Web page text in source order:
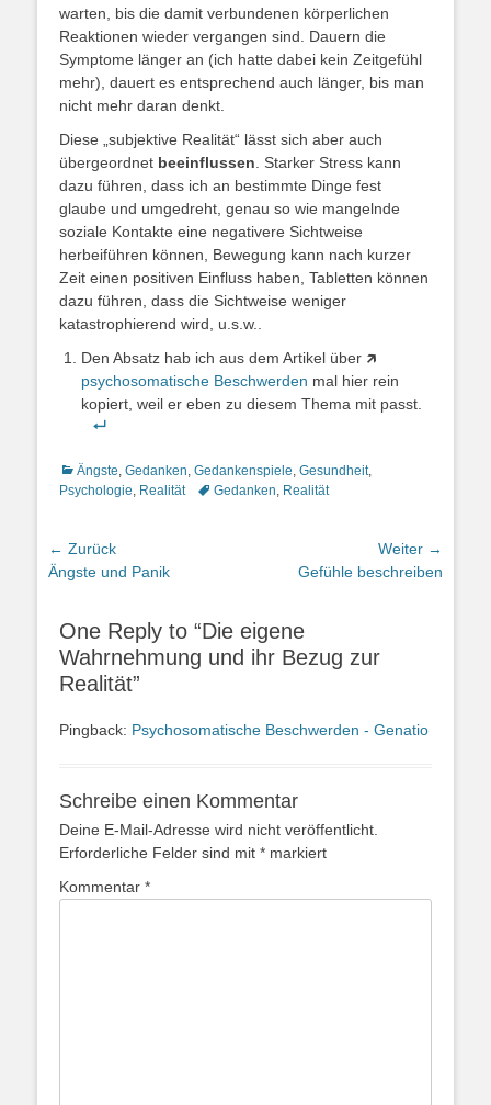
warten, bis die damit verbundenen körperlichen
Reaktionen wieder vergangen sind. Dauern die
Symptome länger an (ich hatte dabei kein Zeitgefühl
mehr), dauert es entsprechend auch länger, bis man
nicht mehr daran denkt.
Diese „subjektive Realität“ lässt sich aber auch
übergeordnet beeinflussen . Starker Stress kann
dazu führen, dass ich an bestimmte Dinge fest
glaube und umgedreht, genau so wie mangelnde
soziale Kontakte eine negativere Sichtweise
herbeiführen können, Bewegung kann nach kurzer
Zeit einen positiven Einfluss haben, Tabletten können
dazu führen, dass die Sichtweise weniger
katastrophierend wird, u.s.w..
Den Absatz hab ich aus dem Artikel über 🡵
psychosomatische Beschwerden mal hier rein
kopiert, weil er eben zu diesem Thema mit passt.
Kategorien
Ängste, Gedanken, Gedankenspiele, Gesundheit,
Psychologie, Realität Schlagworte
Gedanken, Realität
Beitrags-
Navigation
← Zurück
Vorheriger
Ängste und Panik
Weiter →
NächsterGefühle beschreiben
One Reply to “Die eigene
Wahrnehmung und ihr Bezug zur
Realität”
Pingback: Psychosomatische Beschwerden - Genatio
Schreibe einen Kommentar
Deine E-Mail-Adresse wird nicht veröffentlicht.
Erforderliche Felder sind mit * markiert
Kommentar *